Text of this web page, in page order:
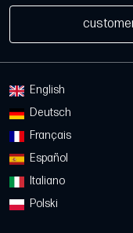
English
Deutsch
Français
Español
Italiano
Polski